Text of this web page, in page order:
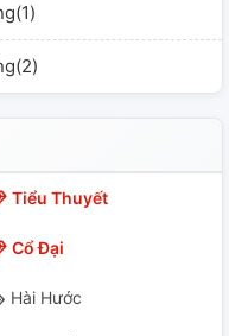
Tiểu Thuyết
Cổ Đại
Hài Hước